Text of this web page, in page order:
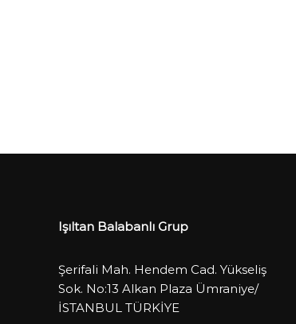
Işıltan Balabanlı Grup
Şerifali Mah. Hendem Cad. Yükseliş
Sok. No:13 Alkan Plaza Ümraniye/
İSTANBUL TÜRKİYE